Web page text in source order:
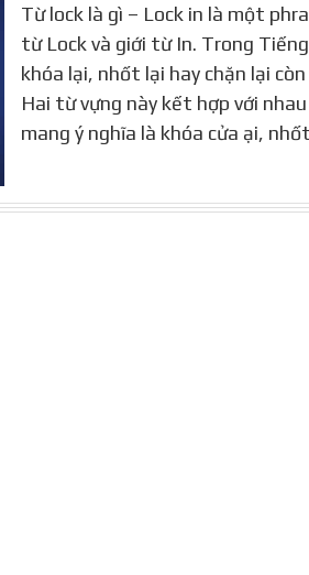
Từ lock là gì – Lock in là một
từ Lock và giới từ In. Trong
khóa lại, nhốt lại hay chặn lại
Hai từ vựng này kết hợp với
mang ý nghĩa là khóa cửa ại,